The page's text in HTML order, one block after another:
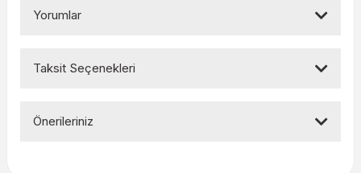
Yorumlar
Taksit Seçenekleri
Önerileriniz